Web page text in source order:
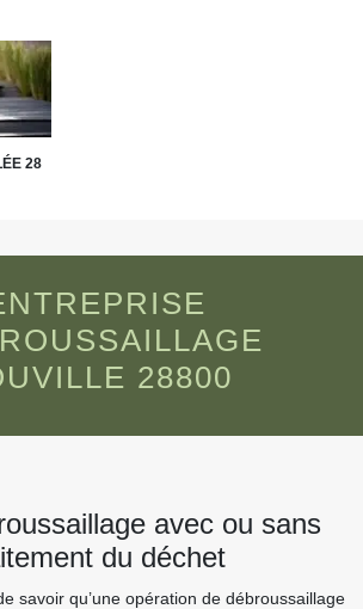
28
28800
avec ou sans
du déchet
savoir qu’une opération de débroussaillage